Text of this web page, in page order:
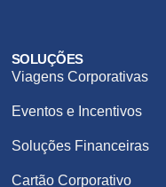
SOLUÇÕES
Viagens Corporativas
Eventos e Incentivos
Soluções Financeiras
Cartão Corporativo